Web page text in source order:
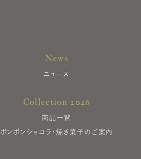
News
ニュース
Collection 2026
商品一覧
ボンボンショコラ・焼き菓子のご案内